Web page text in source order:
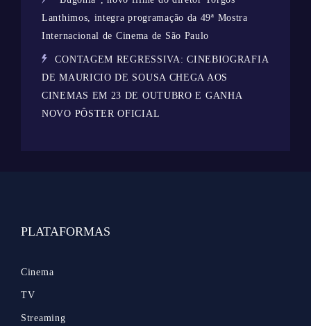
Lanthimos, integra programação da 49ª Mostra
Internacional de Cinema de São Paulo
CONTAGEM REGRESSIVA: CINEBIOGRAFIA
DE MAURICIO DE SOUSA CHEGA AOS
CINEMAS EM 23 DE OUTUBRO E GANHA
NOVO PÔSTER OFICIAL
PLATAFORMAS
Cinema
TV
Streaming